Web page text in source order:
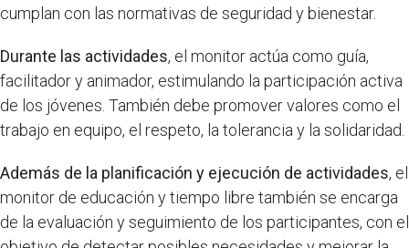
cumplan con las normativas de seguridad y bienestar.
Durante las actividades, el monitor actúa como guía,
facilitador y animador, estimulando la participación activa
de los jóvenes. También debe promover valores como el
trabajo en equipo, el respeto, la tolerancia y la solidaridad.
Además de la planificación y ejecución de actividades, el
monitor de educación y tiempo libre también se encarga
de la evaluación y seguimiento de los participantes, con el